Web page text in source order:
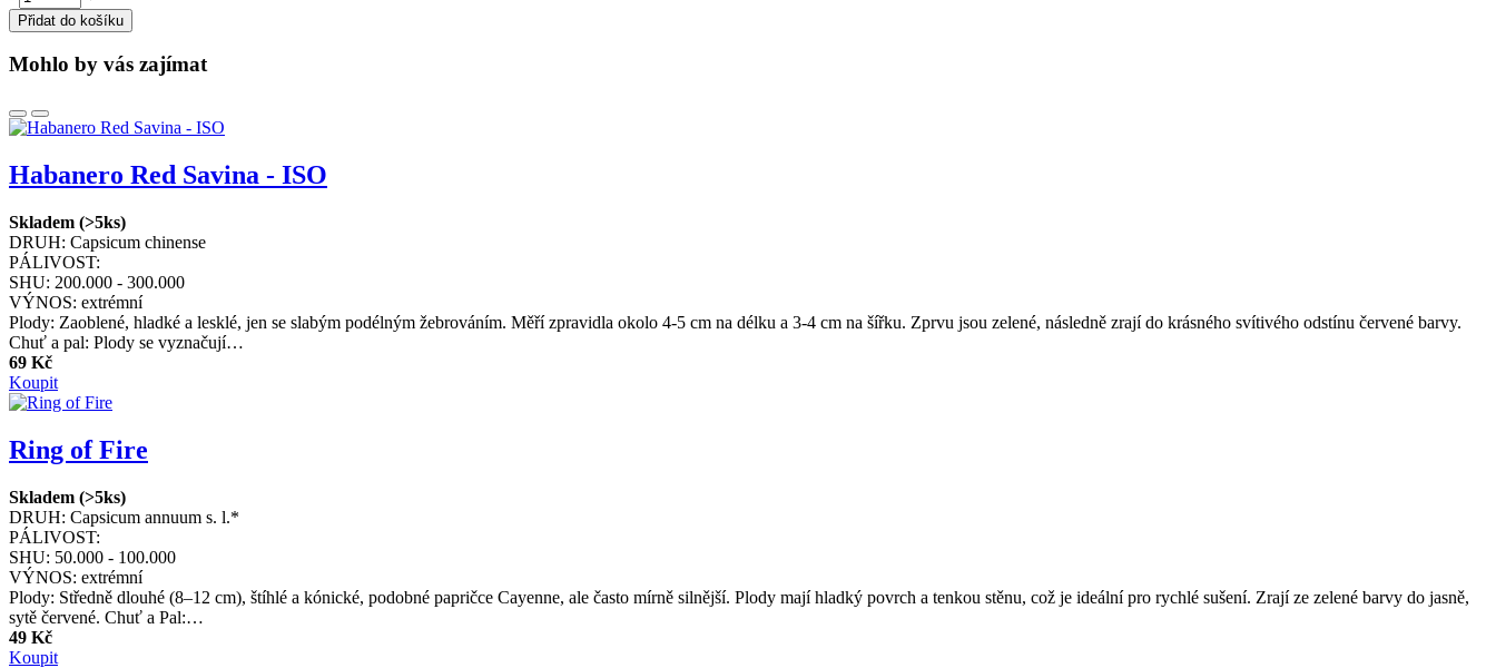
Přidat do košíku
Mohlo by vás zajímat
Habanero Red Savina - ISO
Skladem (>5ks)
DRUH: Capsicum chinense
PÁLIVOST:
SHU: 200.000 - 300.000
VÝNOS: extrémní
Plody: Zaoblené, hladké a lesklé, jen se slabým podélným žebrováním. Měří zpravidla okolo 4-5 cm na délku a 3-4 cm na šířku. Zprvu jsou zelené, následně zrají do krásného svítivého odstínu červené barvy.
Chuť a pal: Plody se vyznačují…
69 Kč
Koupit
Ring of Fire
Skladem (>5ks)
DRUH: Capsicum annuum s. l.*
PÁLIVOST:
SHU: 50.000 - 100.000
VÝNOS: extrémní
Plody: Středně dlouhé (8–12 cm), štíhlé a kónické, podobné papričce Cayenne, ale často mírně silnější. Plody mají hladký povrch a tenkou stěnu, což je ideální pro rychlé sušení. Zrají ze zelené barvy do jasně,
sytě červené. Chuť a Pal:…
49 Kč
Koupit